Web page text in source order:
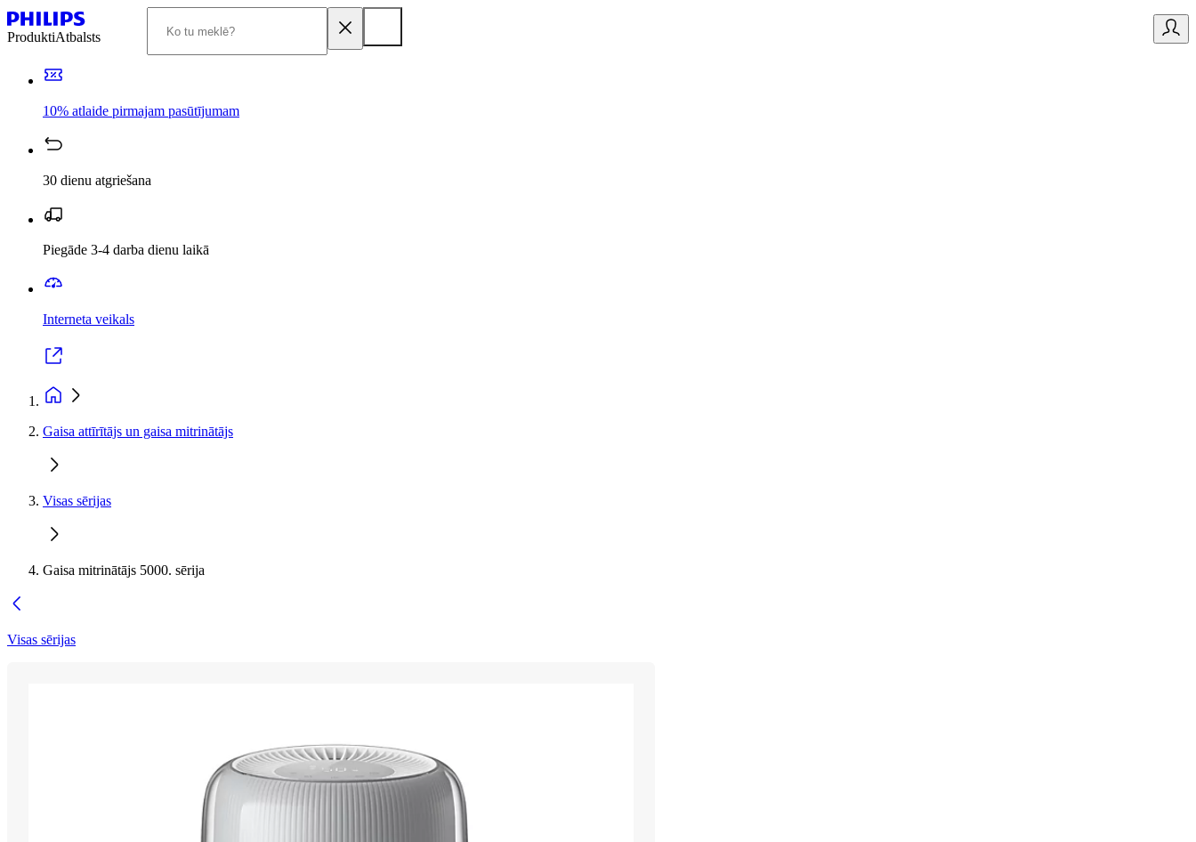
ProduktiAtbalsts
10% atlaide pirmajam pasūtījumam
30 dienu atgriešana
Piegāde 3-4 darba dienu laikā
Interneta veikals
Gaisa attīrītājs un gaisa mitrinātājs
Visas sērijas
Gaisa mitrinātājs 5000. sērija
Visas sērijas